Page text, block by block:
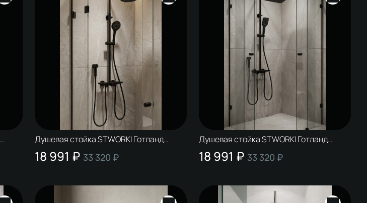
Душевая стойка STWORKI Готланд
S13180BK матовая черная
18 991 ₽ 33 320 ₽
Душевая стойка STWORKI Готланд
S13185BK матовая черная
18 991 ₽ 33 320 ₽